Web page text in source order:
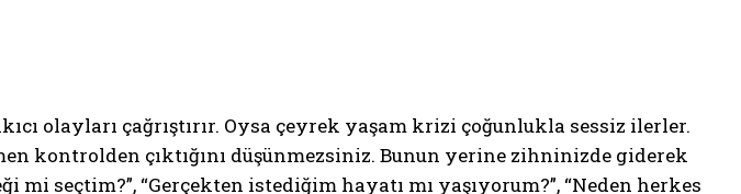
olayları çağrıştırır. Oysa çeyrek yaşam krizi çoğunlukla sessiz ilerler.
kontrolden çıktığını düşünmezsiniz. Bunun yerine zihninizde giderek
mi seçtim?”, “Gerçekten istediğim hayatı mı yaşıyorum?”, “Neden herkes